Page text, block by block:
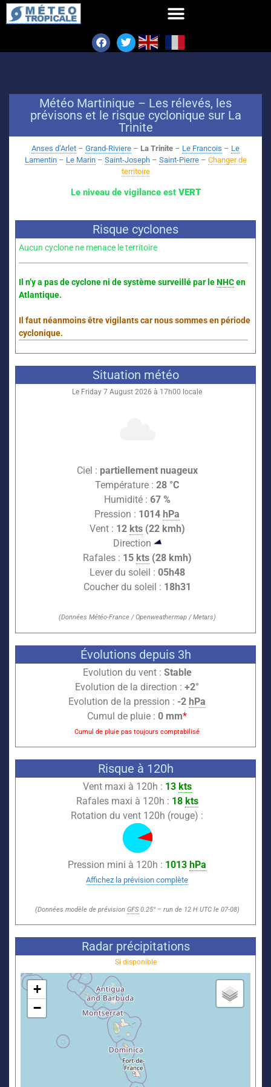
Météo Martinique – Les rélevés, les
prévisons et le risque cyclonique sur La
Trinite
Anses d’Arlet – Grand-Riviere – La Trinite – Le Francois – Le
Lamentin– Le Marin– Saint-Joseph– Saint-Pierre– Changer de
territoire
Le niveau de vigilance est VERT
Risque cyclones
Aucun cyclone ne menace le territoire
Il n’y a pas de cyclone ni de système surveillé par leNHCen
Atlantique.
Il faut néanmoins être vigilants car nous sommes en période
cyclonique.
Situation météo
Le Friday 7 August 2026 à 17h00 locale
Ciel : partiellement nuageux
Température : 28 °C
Humidité : 67 %
Pression : 1014 hPa
Vent : 12 kts(22 kmh)
Direction
Rafales : 15 kts(28 kmh)
Lever du soleil : 05h48
Coucher du soleil : 18h31
(Données Météo-France / Openweathermap / Metars)
Évolutions depuis 3h
Evolution du vent : Stable
Evolution de la direction : +2°
Evolution de la pression : -2 hPa
Cumul de pluie : 0 mm*
Cumul de pluie pas toujours comptabilisé
Risque à 120h
Vent maxi à 120h : 13 kts
Rafales maxi à 120h : 18 kts
Rotation du vent 120h (rouge) :
Pression mini à 120h : 1013 hPa
Affichez la prévision complète
(Données modèle de prévision GFS0.25° – run de 12 H UTC le 07-08)
Radar précipitations
Si disponible